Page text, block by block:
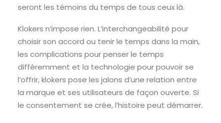
seront les témoins du temps de tous ceux là.
Klokers n’impose rien. L’interchangeabilité pour
choisir son accord ou tenir le temps dans la main,
les complications pour penser le temps
différemment et la technologie pour pouvoir se
l’offrir, klokers pose les jalons d’une relation entre
la marque et ses utilisateurs de façon ouverte. Si
le consentement se crée, l’histoire peut démarrer.